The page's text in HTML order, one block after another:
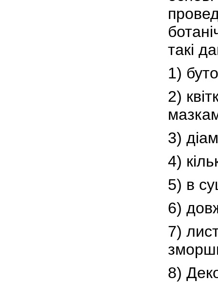
такі
1)
2)
3)
4)
5) в
6)
7)
8)